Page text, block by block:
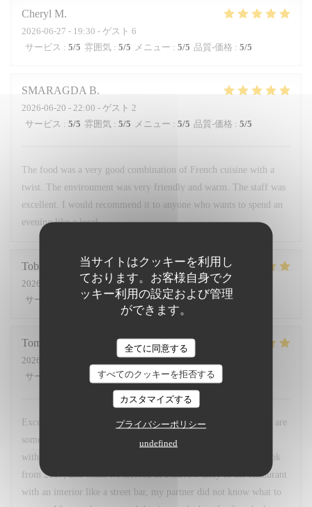
当サイトはクッキーを利用し
ております。お客様自身でク
ッキー利用の設定および管理
ができます。
全てに同意する
すべてのクッキーを拒否する
カスタマイズする
プライバシーポリシー
undefined
Cheryl M
2026-06-27 - 19:30 - ゲスト 6
サービス : 5/5 雰囲気 : 5/5 メニュー : 5/5 品質-価格 : 5/5
SMARAGDA B
2026-06-20 - 22:00 - ゲスト 2
サービス : 5/5 雰囲気 : 5/5 メニュー : 5/5 品質-価格 : 5/5
The food was a very good combination of French cuisine with a
twist. The environment was very friendly and warm. The staff was
excellent. I would recommend it to anyone who wants to spend an
evening like a local.
Tobias
2026-06-17
- 19:30 - ゲスト 6
サービス
雰囲気 : 5/5 メニュー: 5/5 品質-価格:
Tomas
2026-06-09
- 19:00 - ゲスト 2
サービス
雰囲気: 5 /5 メニュー: 5/5 品質-価格
Excellent, gastronomic, modern, comfortable, nutritious. These are
some adjectives I would like to describe this restaurant with,
without understatement. I had read about this restaurant in a book
from 2017, and when we arrived in a narrow alley to the restaurant
with an interior like a street bar, my partner did not know what to